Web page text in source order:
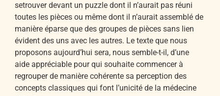
setrouver devant un puzzle dont il n’aurait pas réuni
toutes les pièces ou même dont il n’aurait assemblé de
manière éparse que des groupes de pièces sans lien
évident des uns avec les autres. Le texte que nous
proposons aujourd’hui sera, nous semble-t-il, d’une
aide appréciable pour qui souhaite commencer à
regrouper de manière cohérente sa perception des
concepts classiques qui font l’unicité de la médecine